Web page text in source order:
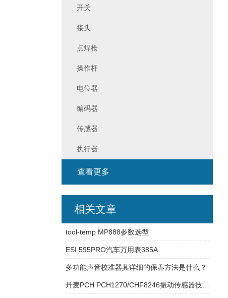
开关
接头
点焊枪
操作杆
电位器
编码器
传感器
执行器
查看更多
相关文章
tool-temp MP888参数选型
ESI 595PRO汽车万用表385A
多功能声音校准器其详细的保养方法是什么？
丹麦PCH PCH1270/CHF8246振动传感器技术参数